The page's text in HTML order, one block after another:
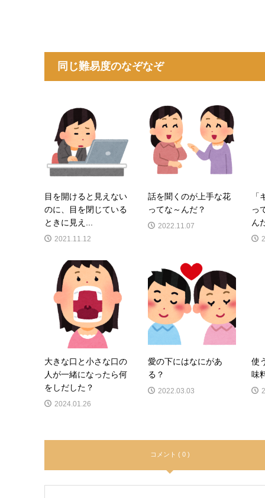
同じ難易度のなぞなぞ
目を開けると見えない
のに、目を閉じている
ときに見え...
2021.11.12
話を聞くのが上手な花
ってな～んだ？
2022.11.07
「
っ
ん
大きな口と小さな口の
人が一緒になったら何
をしだした？
2024.01.26
愛の下にはなにがあ
る？
2022.03.03
使
味
コメント ( 0 )